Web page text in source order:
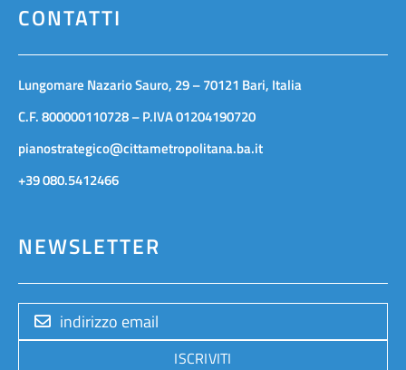
CONTATTI
Lungomare Nazario Sauro, 29 – 70121 Bari, Italia
C.F. 800000110728 – P.IVA 01204190720
pianostrategico@cittametropolitana.ba.it
+39 080.5412466
NEWSLETTER
ISCRIVITI